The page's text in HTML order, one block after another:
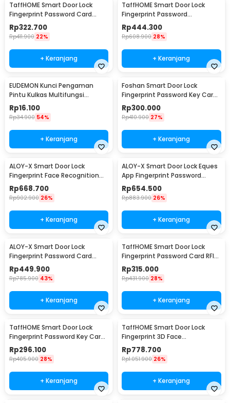
TaffHOME Smart Door Lock
Fingerprint Password Card
Alarm - XR25
Rp322.700
Rp411.900 22%
+ Keranjang
TaffHOME Smart Door Lock
Fingerprint Password
Bluetooth Card TTLock - A3F
Rp444.300
Rp608.900 28%
+ Keranjang
EUDEMON Kunci Pengaman
Pintu Kulkas Multifungsi
Adhesive Safety Lock - F3Q
Rp16.100
Rp34.900 54%
+ Keranjang
Foshan Smart Door Lock
Fingerprint Password Key Card
- M20
Rp300.000
Rp410.900 27%
+ Keranjang
ALOY-X Smart Door Lock
Fingerprint Face Recognition
Password Card - A2
Rp668.700
Rp902.900 26%
+ Keranjang
ALOY-X Smart Door Lock Eques
App Fingerprint Password
Digital Display - A4
Rp654.500
Rp883.900 26%
+ Keranjang
ALOY-X Smart Door Lock
Fingerprint Password Card
Digital Display Eques - CS18
Rp449.900
Rp785.900 43%
+ Keranjang
TaffHOME Smart Door Lock
Fingerprint Password Card RFID
Alarm - H1-XG
Rp315.000
Rp431.900 28%
+ Keranjang
TaffHOME Smart Door Lock
Fingerprint Password Key Card
Alarm - K13-1-J
Rp296.100
Rp405.900 28%
+ Keranjang
TaffHOME Smart Door Lock
Fingerprint 3D Face
Recognition Card Eques - A1
Rp778.700
Rp1.051.900 26%
+ Keranjang